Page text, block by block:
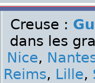
Creuse :
dans les
Nice,
Reims, Lille,